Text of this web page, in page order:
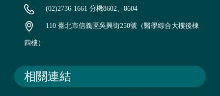
(02)2736-1661 分機8602、8604
110 臺北市信義區吳興街250號（醫學綜合大樓後棟
四樓）
相關連結